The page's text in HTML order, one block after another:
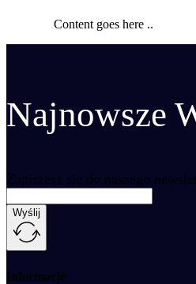
Content goes here ..
Najnowsze
Zapiszesz się do naszego
Wyślij
Informacje